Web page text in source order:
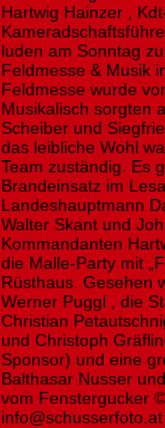
Hartwig Hainzer ,
luden am Sonntag
Feldmesse & Musik
Feldmesse wurde
Musikalisch sorgten
Scheiber und
das leibliche Wohl
Team zuständig. Es
Brandeinsatz im
Landeshauptmann
Walter Skant und
Kommandanten
die Malle-Party mit
Rüsthaus. Gesehen
Werner Puggl , die
Christian
und Christoph
Sponsor) und eine
Balthasar Nusser
vom Fenstergucker